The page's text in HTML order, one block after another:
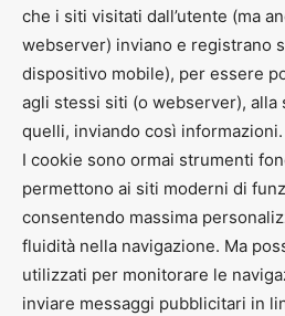
che i siti visitati dall’utente (ma
webserver) inviano e registrano
dispositivo mobile), per essere
agli stessi siti (o webserver), alla
quelli, inviando così informazioni.
I cookie sono ormai strumenti
permettono ai siti moderni di
consentendo massima
fluidità nella navigazione. Ma
utilizzati per monitorare le
inviare messaggi pubblicitari in